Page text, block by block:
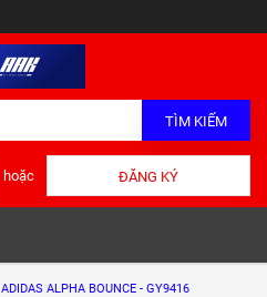
TÌM KIẾM
hoặc ĐĂNG KÝ
ADIDAS ALPHA BOUNCE - GY9416